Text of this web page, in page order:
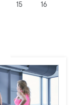
15 16